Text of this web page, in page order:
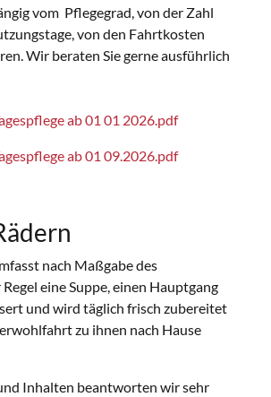
vom Pflegegrad, von der Zahl
von den Fahrtkosten
Wir beraten Sie gerne ausführlich
ab 01 01 2026.pdf
ab 01 09.2026.pdf
nach Maßgabe des
eine Suppe, einen Hauptgang
und wird täglich frisch zubereitet
zu ihnen nach Hause
Inhalten beantworten wir sehr